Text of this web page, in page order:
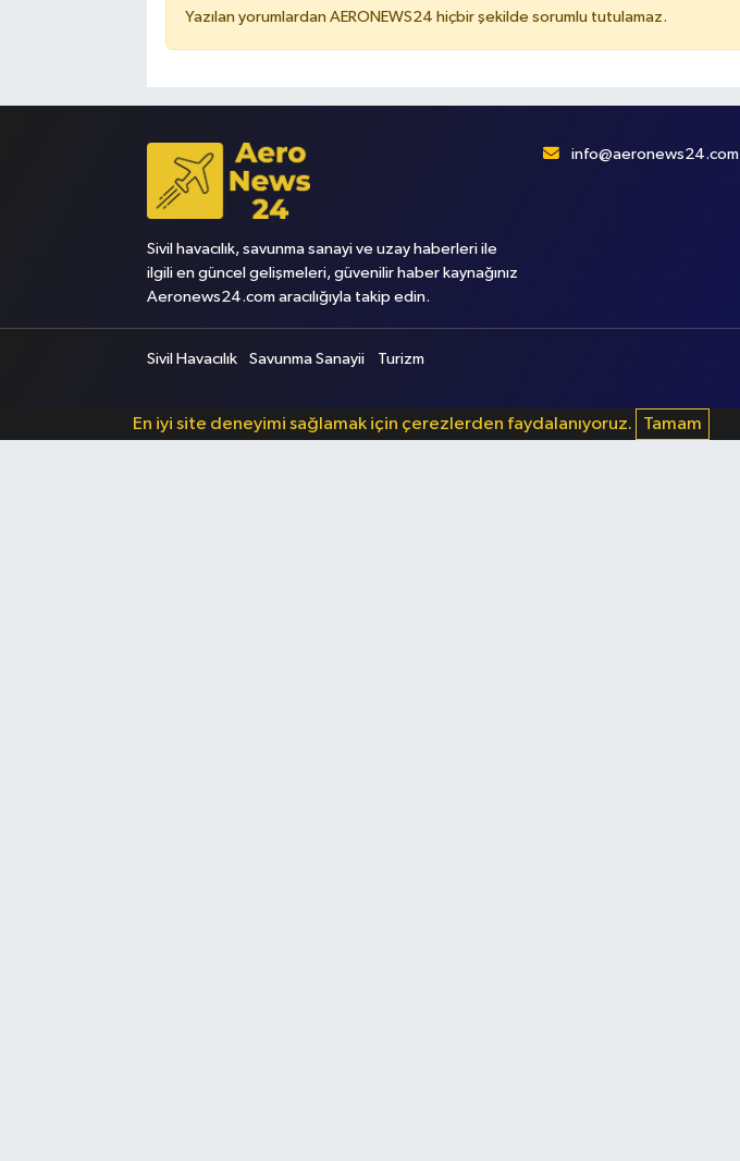
Yazılan yorumlardan AERONEWS24 hiçbir şekilde sorumlu tutulamaz.
Sivil havacılık, savunma sanayi ve uzay haberleri ile
ilgili en güncel gelişmeleri, güvenilir haber kaynağınız
Aeronews24.com aracılığıyla takip edin.
info@aeronews24.com
Sivil Havacılık Savunma Sanayii Turizm
En iyi site deneyimi sağlamak için çerezlerden faydalanıyoruz. Tamam